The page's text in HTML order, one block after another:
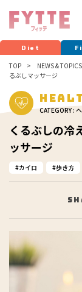
Diet
TOP NEWS & TOPICS
るぶしマッサージ
CATEGORY :
くるぶしの冷
ッサージ
カイロ 歩き方